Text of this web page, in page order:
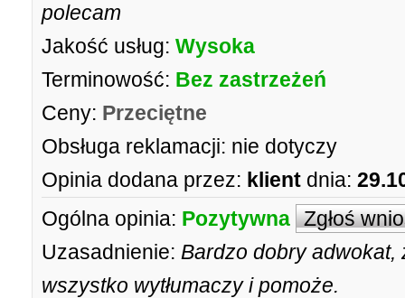
polecam
Jakość usług: Wysoka
Terminowość: Bez zastrzeżeń
Ceny: Przeciętne
Obsługa reklamacji: nie dotyczy
Opinia dodana przez: klient dnia:
Ogólna opinia: Pozytywna Zgłoś
Uzasadnienie: Bardzo dobry adwokat,
wszystko wytłumaczy i pomoże.